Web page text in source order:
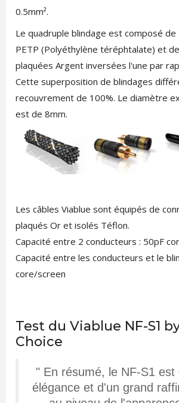
0.5mm².
Le quadruple blindage est composé de
PETP (Polyéthylène téréphtalate) et
plaquées Argent inversées l'une par
Cette superposition de blindages
recouvrement de 100%. Le diamètre
est de 8mm.
Les câbles Viablue sont équipés de
plaqués Or et isolés Téflon.
Capacité entre 2 conducteurs : 50pF
Capacité entre les conducteurs et le
core/screen
Test du Viablue NF-S1
Choice
" En résumé, le NF-S1 est
élégance et d'un grand